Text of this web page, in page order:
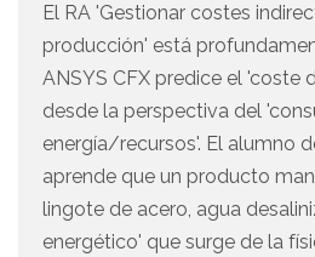
El RA 'Gestionar costes
producción' está
ANSYS CFX predice el 'coste
desde la perspectiva del
energía/recursos'. El alumno
aprende que un producto
lingote de acero, agua
energético' que surge de la